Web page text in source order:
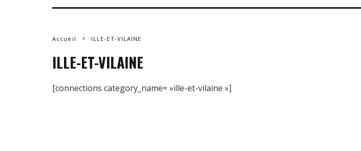
Accueil ILLE-ET-VILAINE
ILLE-ET-VILAINE
[connections category_name= »ille-et-vilaine »]